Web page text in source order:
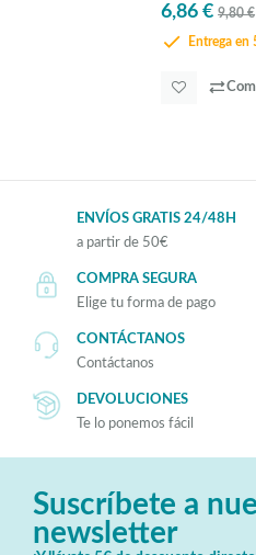
6,86 € 9,80 €
Entrega en
ENVÍOS GRATIS 24/48H
a partir de 50€
COMPRA SEGURA
Elige tu forma de pago
CONTÁCTANOS
Contáctanos
DEVOLUCIONES
Te lo ponemos fácil
Suscríbete a
newsletter